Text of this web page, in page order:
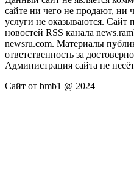
сайте ни чего не продают, ни
услуги не оказываются. Сайт
новостей RSS канала
newsru.com. Материалы
ответственность за
Администрация сайта не
Сайт от bmb1 @ 2024